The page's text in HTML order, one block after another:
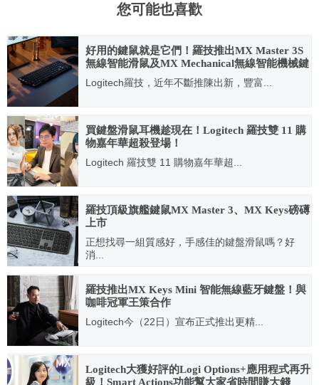
您可能也喜歡
好用的鍵鼠就是它們！羅技推出MX Master 3S
無線智能滑鼠及MX Mechanical無線智能機械鍵
盤
Logitech羅技，近年不斷推陳出新，豐富...
2022.06.22
買鍵盤滑鼠耳機趁現在！Logitech 羅技雙 11 購
物嘉年華超殺登場！
Logitech 羅技雙 11 購物嘉年華超...
2023.10.26
羅技頂級旗艦鍵鼠MX Master 3、MX Keys磅礡
上市
正想找尋一組質感好，手感佳的鍵盤滑鼠嗎？好
消...
2019.10.07
羅技推出MX Keys Mini 智能無線藍牙鍵盤！與
咖啡冠軍王策合作
Logitech今（22日）宣布正式推出更精...
2021.11.22
Logitech大獲好評的Logi Options+應用程式再升
級！Smart Actions功能幫大家省時間賺大錢